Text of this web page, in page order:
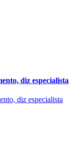
diz especialista